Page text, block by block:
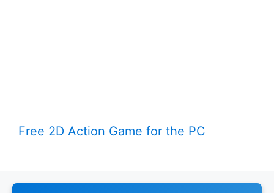
Free 2D Action Game for the PC